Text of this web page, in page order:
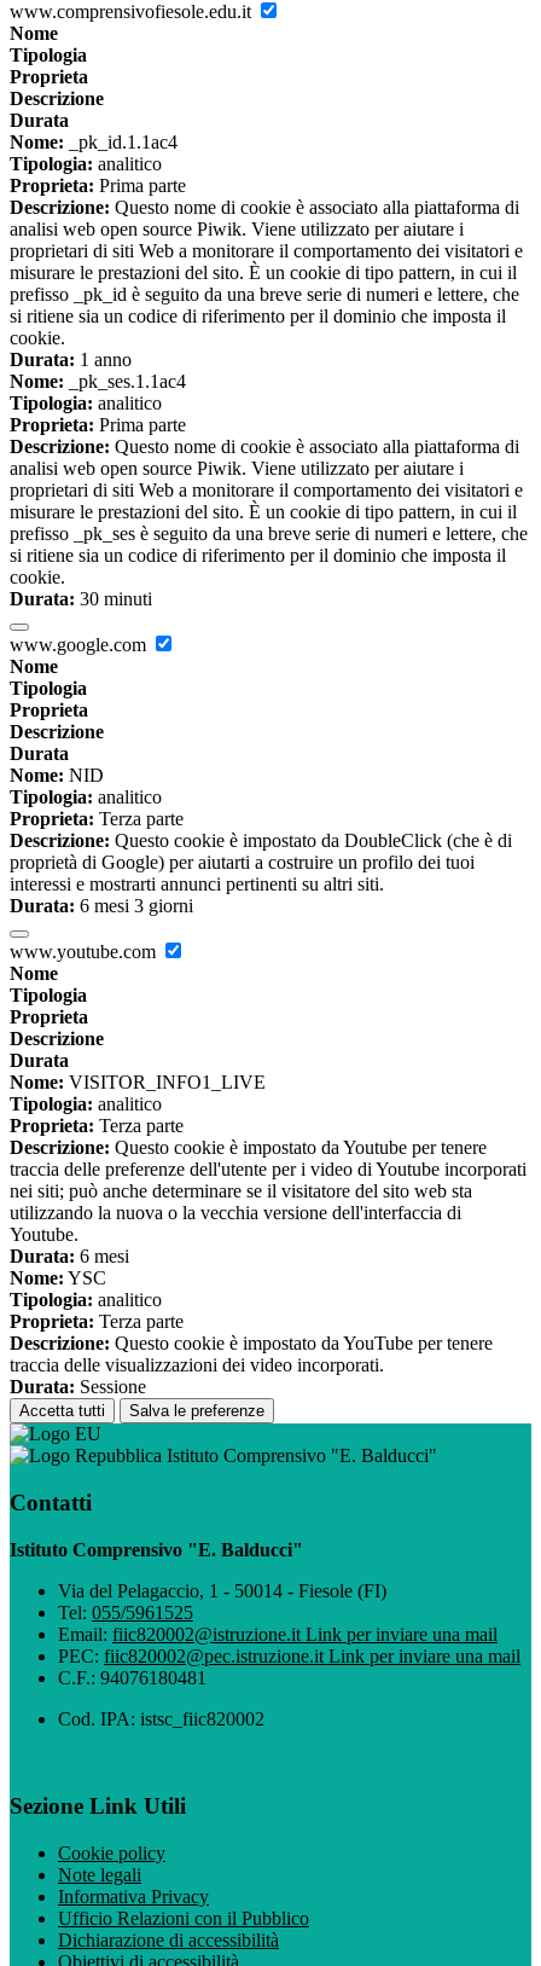
www.comprensivofiesole.edu.it
Nome
Tipologia
Proprieta
Descrizione
Durata
Nome: _pk_id.1.1ac4
Tipologia: analitico
Proprieta: Prima parte
Descrizione: Questo nome di cookie è associato alla piattaforma di
analisi web open source Piwik. Viene utilizzato per aiutare i
proprietari di siti Web a monitorare il comportamento dei visitatori e
misurare le prestazioni del sito. È un cookie di tipo pattern, in cui il
prefisso _pk_id è seguito da una breve serie di numeri e lettere, che
si ritiene sia un codice di riferimento per il dominio che imposta il
cookie.
Durata: 1 anno
Nome: _pk_ses.1.1ac4
Tipologia: analitico
Proprieta: Prima parte
Descrizione: Questo nome di cookie è associato alla piattaforma di
analisi web open source Piwik. Viene utilizzato per aiutare i
proprietari di siti Web a monitorare il comportamento dei visitatori e
misurare le prestazioni del sito. È un cookie di tipo pattern, in cui il
prefisso _pk_ses è seguito da una breve serie di numeri e lettere, che
si ritiene sia un codice di riferimento per il dominio che imposta il
cookie.
Durata: 30 minuti
www.google.com
Nome
Tipologia
Proprieta
Descrizione
Durata
Nome: NID
Tipologia: analitico
Proprieta: Terza parte
Descrizione: Questo cookie è impostato da DoubleClick (che è di
proprietà di Google) per aiutarti a costruire un profilo dei tuoi
interessi e mostrarti annunci pertinenti su altri siti.
Durata: 6 mesi 3 giorni
www.youtube.com
Nome
Tipologia
Proprieta
Descrizione
Durata
Nome: VISITOR_INFO1_LIVE
Tipologia: analitico
Proprieta: Terza parte
Descrizione: Questo cookie è impostato da Youtube per tenere
traccia delle preferenze dell'utente per i video di Youtube incorporati
nei siti; può anche determinare se il visitatore del sito web sta
utilizzando la nuova o la vecchia versione dell'interfaccia di
Youtube.
Durata: 6 mesi
Nome: YSC
Tipologia: analitico
Proprieta: Terza parte
Descrizione: Questo cookie è impostato da YouTube per tenere
traccia delle visualizzazioni dei video incorporati.
Durata: Sessione
Accetta tutti Salva le preferenze
Istituto Comprensivo "E. Balducci"
Contatti
Istituto Comprensivo "E. Balducci"
Via del Pelagaccio, 1 - 50014 - Fiesole (FI)
Tel: 055/5961525
Email: fiic820002@istruzione.it Link per inviare una mail
PEC: fiic820002@pec.istruzione.it Link per inviare una mail
C.F.: 94076180481
Cod. IPA: istsc_fiic820002
Sezione Link Utili
Cookie policy
Note legali
Informativa Privacy
Ufficio Relazioni con il Pubblico
Dichiarazione di accessibilità
Obiettivi di accessibilità